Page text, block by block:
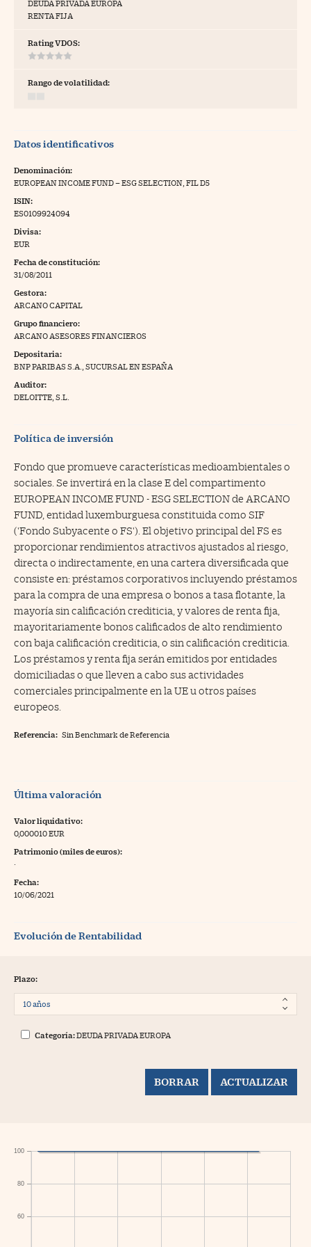
Pyme
Trading
a Cinco Días
DEUDA PRIVADA EUROPA
RENTA FIJA
Rating VDOS:
Rango de volatilidad:
Datos identificativos
Denominación:
EUROPEAN INCOME FUND – ESG SELECTION, FIL D5
ISIN:
ES0109924094
Divisa:
EUR
Fecha de constitución:
31/08/2011
Gestora:
ARCANO CAPITAL
Grupo financiero:
ARCANO ASESORES FINANCIEROS
Depositaria:
BNP PARIBAS S.A., SUCURSAL EN ESPAÑA
Auditor:
DELOITTE, S.L.
Política de inversión
Fondo que promueve características medioambientales o
sociales. Se invertirá en la clase E del compartimento
EUROPEAN INCOME FUND - ESG SELECTION de ARCANO
FUND, entidad luxemburguesa constituida como SIF
('Fondo Subyacente o FS'). El objetivo principal del FS es
proporcionar rendimientos atractivos ajustados al riesgo,
directa o indirectamente, en una cartera diversificada que
consiste en: préstamos corporativos incluyendo préstamos
para la compra de una empresa o bonos a tasa flotante, la
mayoría sin calificación crediticia, y valores de renta fija,
mayoritariamente bonos calificados de alto rendimiento
con baja calificación crediticia, o sin calificación crediticia.
Los préstamos y renta fija serán emitidos por entidades
domiciliadas o que lleven a cabo sus actividades
comerciales principalmente en la UE u otros países
europeos.
Referencia: Sin Benchmark de Referencia
Última valoración
Valor liquidativo:
0,000010 EUR
Patrimonio (miles de euros):
·
Fecha:
10/06/2021
Evolución de Rentabilidad
Plazo:
Categoría:DEUDA PRIVADA EUROPA
60
80
100